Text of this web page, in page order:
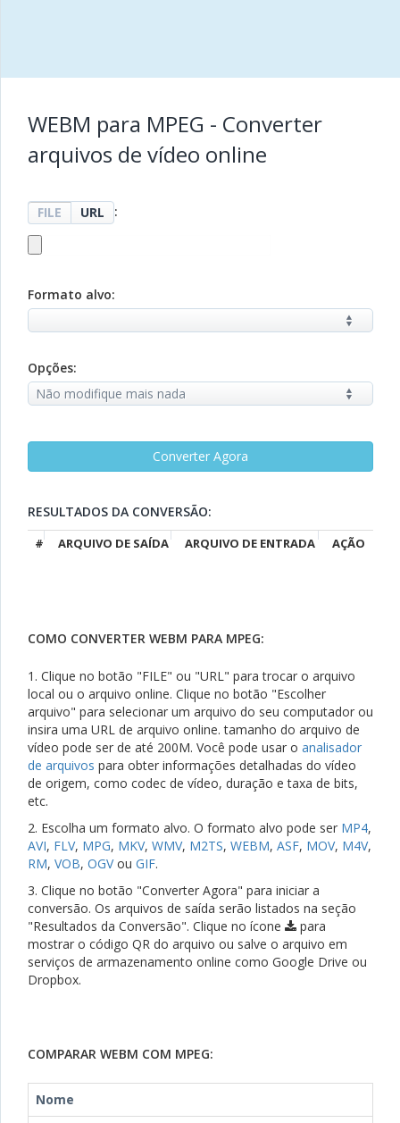
WEBM para MPEG - Converter
arquivos de vídeo online
FILE URL :
Formato alvo:
Opções:
RESULTADOS DA CONVERSÃO:
# ARQUIVO DE SAÍDA ARQUIVO DE ENTRADA AÇÃO
COMO CONVERTER WEBM PARA MPEG:
1. Clique no botão "FILE" ou "URL" para trocar o arquivo
local ou o arquivo online. Clique no botão "Escolher
arquivo" para selecionar um arquivo do seu computador ou
insira uma URL de arquivo online. tamanho do arquivo de
vídeo pode ser de até 200M. Você pode usar o analisador
de arquivos para obter informações detalhadas do vídeo
de origem, como codec de vídeo, duração e taxa de bits,
etc.
2. Escolha um formato alvo. O formato alvo pode ser MP4,
AVI, FLV, MPG, MKV, WMV, M2TS, WEBM, ASF, MOV, M4V,
RM, VOB, OGVou GIF.
3. Clique no botão "Converter Agora" para iniciar a
conversão. Os arquivos de saída serão listados na seção
"Resultados da Conversão". Clique no ícone
para
mostrar o código QR do arquivo ou salve o arquivo em
serviços de armazenamento online como Google Drive ou
Dropbox.
COMPARAR WEBM COM MPEG:
Nome